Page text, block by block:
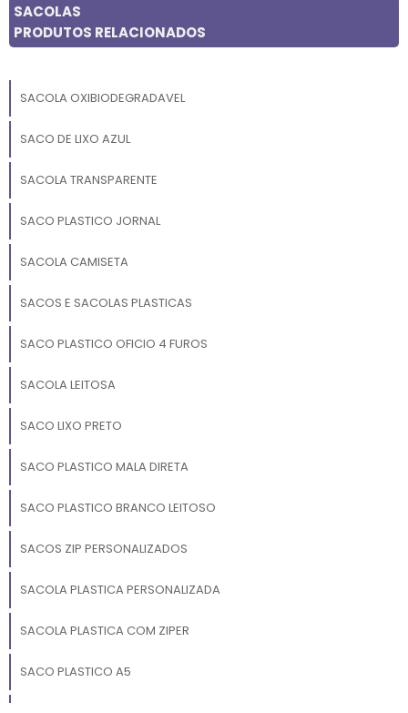
SACOLAS
PRODUTOS RELACIONADOS
SACOLA OXIBIODEGRADAVEL
SACO DE LIXO AZUL
SACOLA TRANSPARENTE
SACO PLASTICO JORNAL
SACOLA CAMISETA
SACOS E SACOLAS PLASTICAS
SACO PLASTICO OFICIO 4 FUROS
SACOLA LEITOSA
SACO LIXO PRETO
SACO PLASTICO MALA DIRETA
SACO PLASTICO BRANCO LEITOSO
SACOS ZIP PERSONALIZADOS
SACOLA PLASTICA PERSONALIZADA
SACOLA PLASTICA COM ZIPER
SACO PLASTICO A5